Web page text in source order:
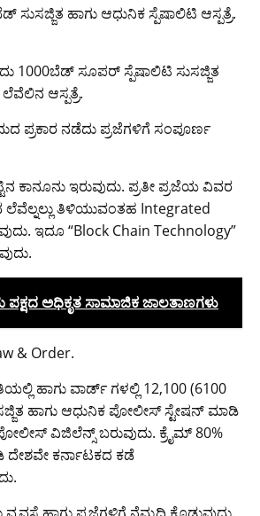
ಸುಸಜ್ಜಿತ ಹಾಗು ಆಧುನಿಕ ಸ್ಪೆಷಾಲಿಟಿ ಆಸ್ಪತ್ರೆ.
1000ಬೆಡ್ ಸೂಪರ್ ಸ್ಪೆಷಾಲಿಟಿ ಸುಸಜ್ಜಿತ
ಆಸ್ಪತ್ರೆ.
ಪ್ರಕಾರ ನಡೆದು ಪ್ರಜೆಗಳಿಗೆ ಸಂಪೂರ್ಣ
ಕಾನೂನು ಇರುವುದು. ಪ್ರತೀ ಪ್ರಜೆಯ ವಿವರ
ತಿಳಿಯುವಂತಹ Integrated
ಇದೂ “Block Chain Technology”
ಅಧಿಕೃತ ಸಾಮಾಜಿಕ ಜಾಲತಾಣಗಳು
& Order.
ಹಾಗು ವಾರ್ಡ್ ಗಳಲ್ಲಿ 12,100 (6100
ಹಾಗು ಆಧುನಿಕ ಪೋಲೀಸ್ ಸ್ಟೇಷನ್ ಮಾಡಿ
ವಿಜಿಲೆನ್ಸ್ ಬರುವುದು. ಕ್ರೈಮ್ 80%
ಕರ್ನಾಟಕದ ಕಡೆ